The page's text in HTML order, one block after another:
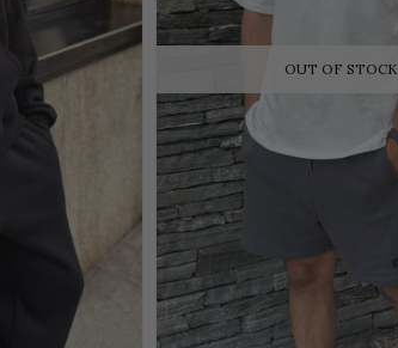
OUT OF STOCK